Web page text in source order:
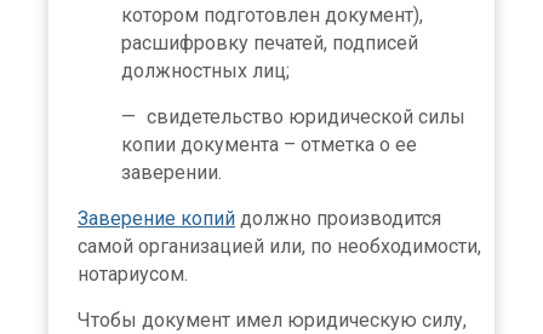
котором подготовлен документ),
расшифровку печатей, подписей
должностных лиц;
свидетельство юридической силы
копии документа – отметка о ее
заверении.
Заверение копий должно производится
самой организацией или, по необходимости,
нотариусом.
Чтобы документ имел юридическую силу,